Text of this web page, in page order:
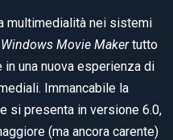
multimedialità nei sistemi
Windows Movie Makertutto
una nuova esperienza di
Immancabile la
si presenta in versione 6.0,
(ma ancora carente)